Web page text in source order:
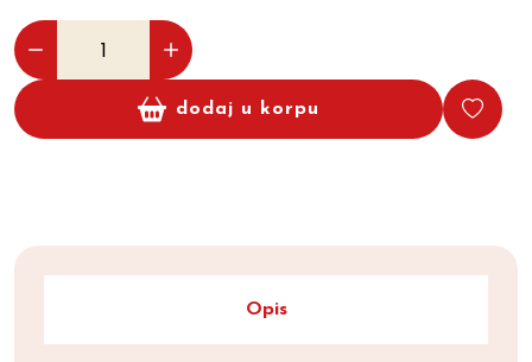
dodaj u korpu
Opis